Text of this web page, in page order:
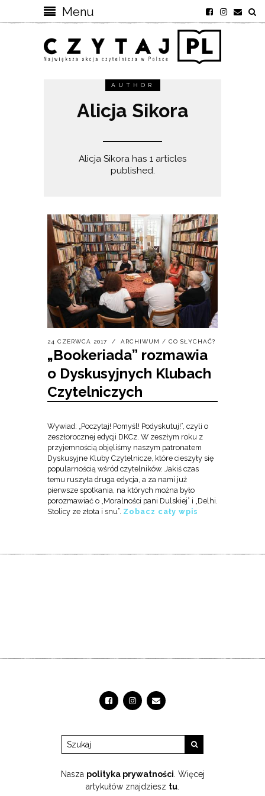
Menu
AUTHOR
Alicja Sikora
Alicja Sikora has 1 articles
published.
24 CZERWCA 2017 ARCHIWUM / CO SŁYCHAĆ?
„Bookeriada” rozmawia
o Dyskusyjnych Klubach
Czytelniczych
Wywiad: „Poczytaj! Pomyśl! Podyskutuj!”, czyli o
zeszłorocznej edycji DKCz. W zeszłym roku z
przyjemnością objęliśmy naszym patronatem
Dyskusyjne Kluby Czytelnicze, które cieszyły się
popularnością wśród czytelników. Jakiś czas
temu ruszyła druga edycja, a za nami już
pierwsze spotkania, na których można było
porozmawiać o „Moralności pani Dulskiej” i „Delhi.
Stolicy ze złota i snu”. Zobacz cały wpis
Nasza polityka prywatności . Więcej
artykułów znajdziesz tu